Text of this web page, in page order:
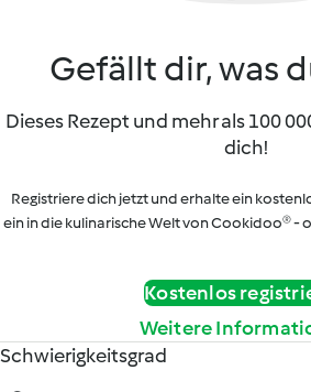
Gefällt dir, was
Dieses Rezept und mehr als 100
dich!
Registriere dich jetzt und erhalte ein
ein in die kulinarische Welt von Cookidoo® -
Kostenlos
Weitere
Schwierigkeitsgrad